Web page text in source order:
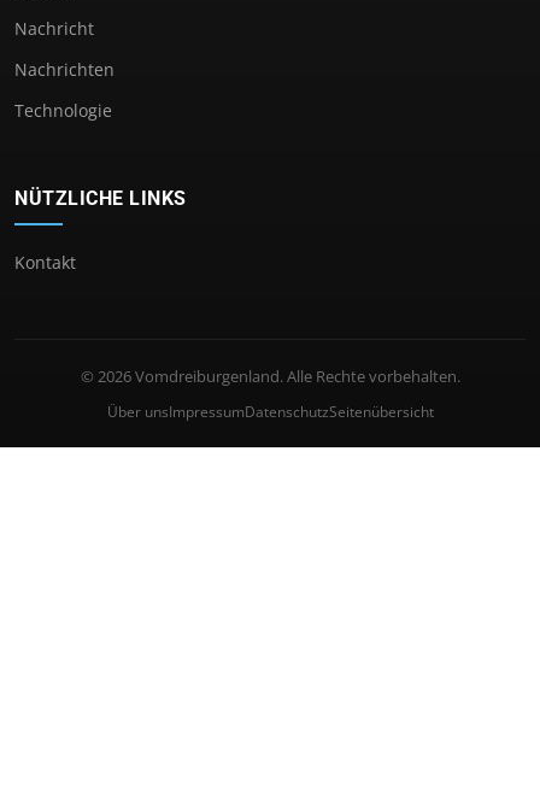
Nachricht
Nachrichten
Technologie
NÜTZLICHE LINKS
Kontakt
© 2026 Vomdreiburgenland. Alle Rechte vorbehalten.
Über unsImpressumDatenschutzSeitenübersicht